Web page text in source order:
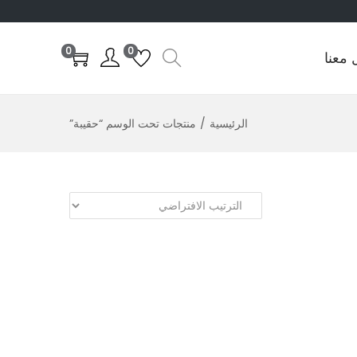
معنا 0
0
الرئيسية / منتجات تحت الوسم “حقيبة”